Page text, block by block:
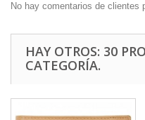
No hay comentarios de clientes
HAY OTROS: 30
CATEGORÍA.